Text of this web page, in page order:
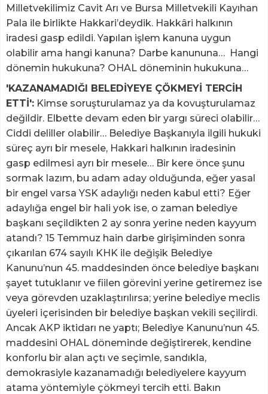
Milletvekilimiz Cavit Arı ve Bursa Milletvekili Kayıhan
Pala ile birlikte Hakkari’deydik. Hakkâri halkının
iradesi gasp edildi. Yapılan işlem kanuna uygun
olabilir ama hangi kanuna? Darbe kanununa… Hangi
dönemin hukukuna? OHAL döneminin hukukuna…
'KAZANAMADIĞI BELEDİYEYE ÇÖKMEYİ TERCİH
ETTİ': Kimse soruşturulamaz ya da kovuşturulamaz
değildir. Elbette devam eden bir yargı süreci olabilir…
Ciddi deliller olabilir… Belediye Başkanıyla ilgili hukuki
süreç ayrı bir mesele, Hakkari halkının iradesinin
gasp edilmesi ayrı bir mesele… Bir kere önce şunu
sormak lazım, bu adam aday olduğunda, eğer yasal
bir engel varsa YSK adaylığı neden kabul etti? Eğer
adaylığa engel bir hali yok ise, o zaman belediye
başkanı seçildikten 2 ay sonra yerine neden kayyum
atandı? 15 Temmuz hain darbe girişiminden sonra
çıkarılan 674 sayılı KHK ile değişik Belediye
Kanunu’nun 45. maddesinden önce belediye başkanı
şayet tutuklanır ve fiilen görevini yerine getiremez ise
veya görevden uzaklaştırılırsa; yerine belediye meclis
üyeleri içerisinden bir belediye başkan vekili seçilirdi.
Ancak AKP iktidarı ne yaptı; Belediye Kanunu’nun 45.
maddesini OHAL döneminde değiştirerek, kendine
konforlu bir alan açtı ve seçimle, sandıkla,
demokrasiyle kazanamadığı belediyelere kayyum
atama yöntemiyle çökmeyi tercih etti. Bakın